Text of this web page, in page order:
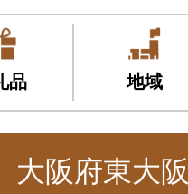
品 地域
大阪府東大